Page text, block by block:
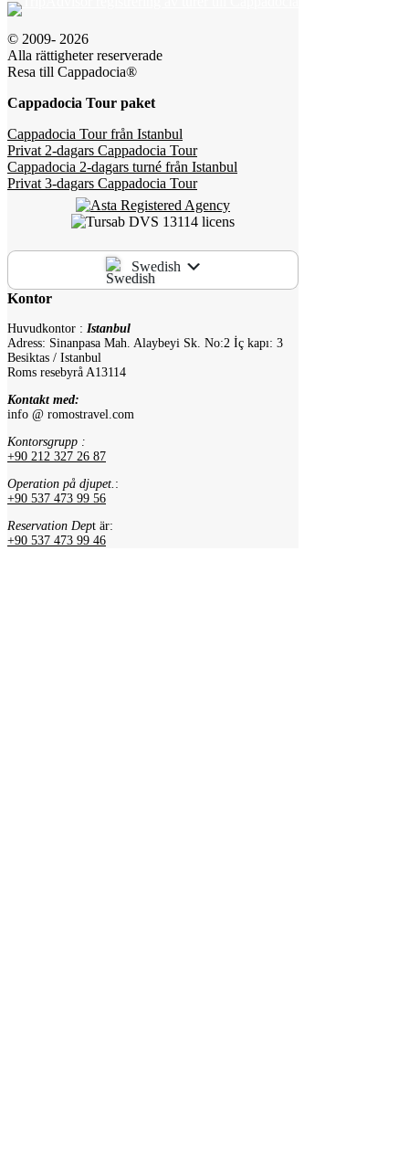
© 2009- 2026
Alla rättigheter reserverade
Resa till Cappadocia®
Cappadocia Tour paket
Cappadocia Tour från Istanbul
Privat 2-dagars Cappadocia Tour
Cappadocia 2-dagars turné från Istanbul
Privat 3-dagars Cappadocia Tour
Swedish
Kontor
Huvudkontor : Istanbul
Adress: Sinanpasa Mah. Alaybeyi Sk. No:2 İç kapı: 3
Besiktas / Istanbul
Roms resebyrå A13114
Kontakt med:
info @ romostravel.com
Kontorsgrupp :
+90 212 327 26 87
Operation på djupet. :
+90 537 473 99 56
Reservation Dept är:
+90 537 473 99 46